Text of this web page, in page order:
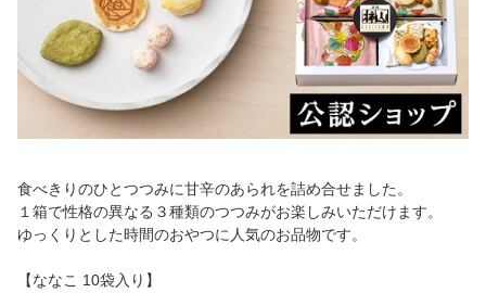
食べきりのひとつつみに甘辛のあられを詰め合せました。
１箱で性格の異なる３種類のつつみがお楽しみいただけます。
ゆっくりとした時間のおやつに人気のお品物です。
【ななこ 10袋入り】